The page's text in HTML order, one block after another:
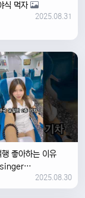
식 먹자
2025.08.31
좋아하는 이유
#music #한국
2025.08.30